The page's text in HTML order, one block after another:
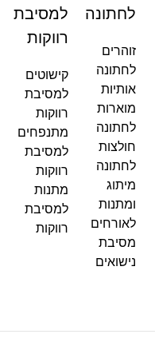
לחתונה
זוהרים
לחתונה
אותיות
מוארות
לחתונה
חולצות
לחתונה
מיתוג
ומתנות
לאורחים
מסיבת
נישואים
למסיבת
רווקות
קישוטים
למסיבת
רווקות
מתנפחים
למסיבת
רווקות
מתנות
למסיבת
רווקות